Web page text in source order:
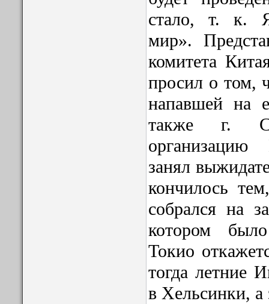
стало, т. к.
мир».
комитета
просил о том,
напавшей на
также г.
занял
кончилось
собрался на
котором
Токио
тогда летние
в Хельсинки,